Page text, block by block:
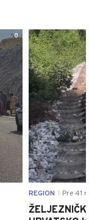
0
REGION Pre 41